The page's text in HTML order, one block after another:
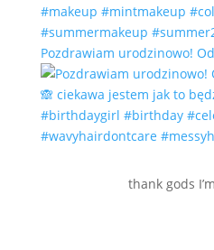
Pozdrawiam urodzinowo!
thank gods